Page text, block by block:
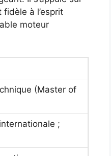
à l’esprit
moteur
(Master of
;